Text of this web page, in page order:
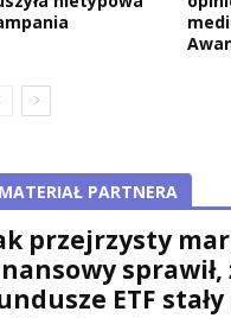
PARTNERA
przejrzysty
sprawił,
ETF stały